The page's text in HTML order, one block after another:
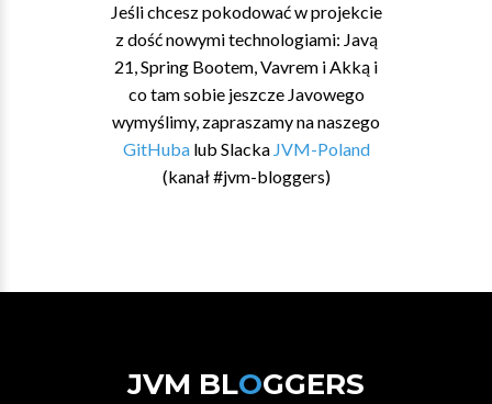
Jeśli chcesz pokodować w projekcie
z dość nowymi technologiami: Javą
21, Spring Bootem, Vavrem i Akką i
co tam sobie jeszcze Javowego
wymyślimy, zapraszamy na naszego
GitHubalub Slacka JVM-Poland
(kanał #jvm-bloggers)
JVM BLOGGERS